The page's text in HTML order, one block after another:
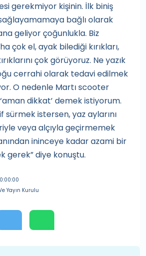
gerekmiyor kişinin. İlk biniş
bağlı olarak
geliyor çoğunlukla. Biz
çok el, ayak bilediği kırıkları,
çok görüyoruz. Ne yazık
cerrahi olarak tedavi edilmek
O nedenle Martı scooter
dikkat’ demek istiyorum.
sürmek istersen, yaz aylarını
veya alçıyla geçirmemek
ininceye kadar azami bir
gerek” diye konuştu.
Yayın Kurulu